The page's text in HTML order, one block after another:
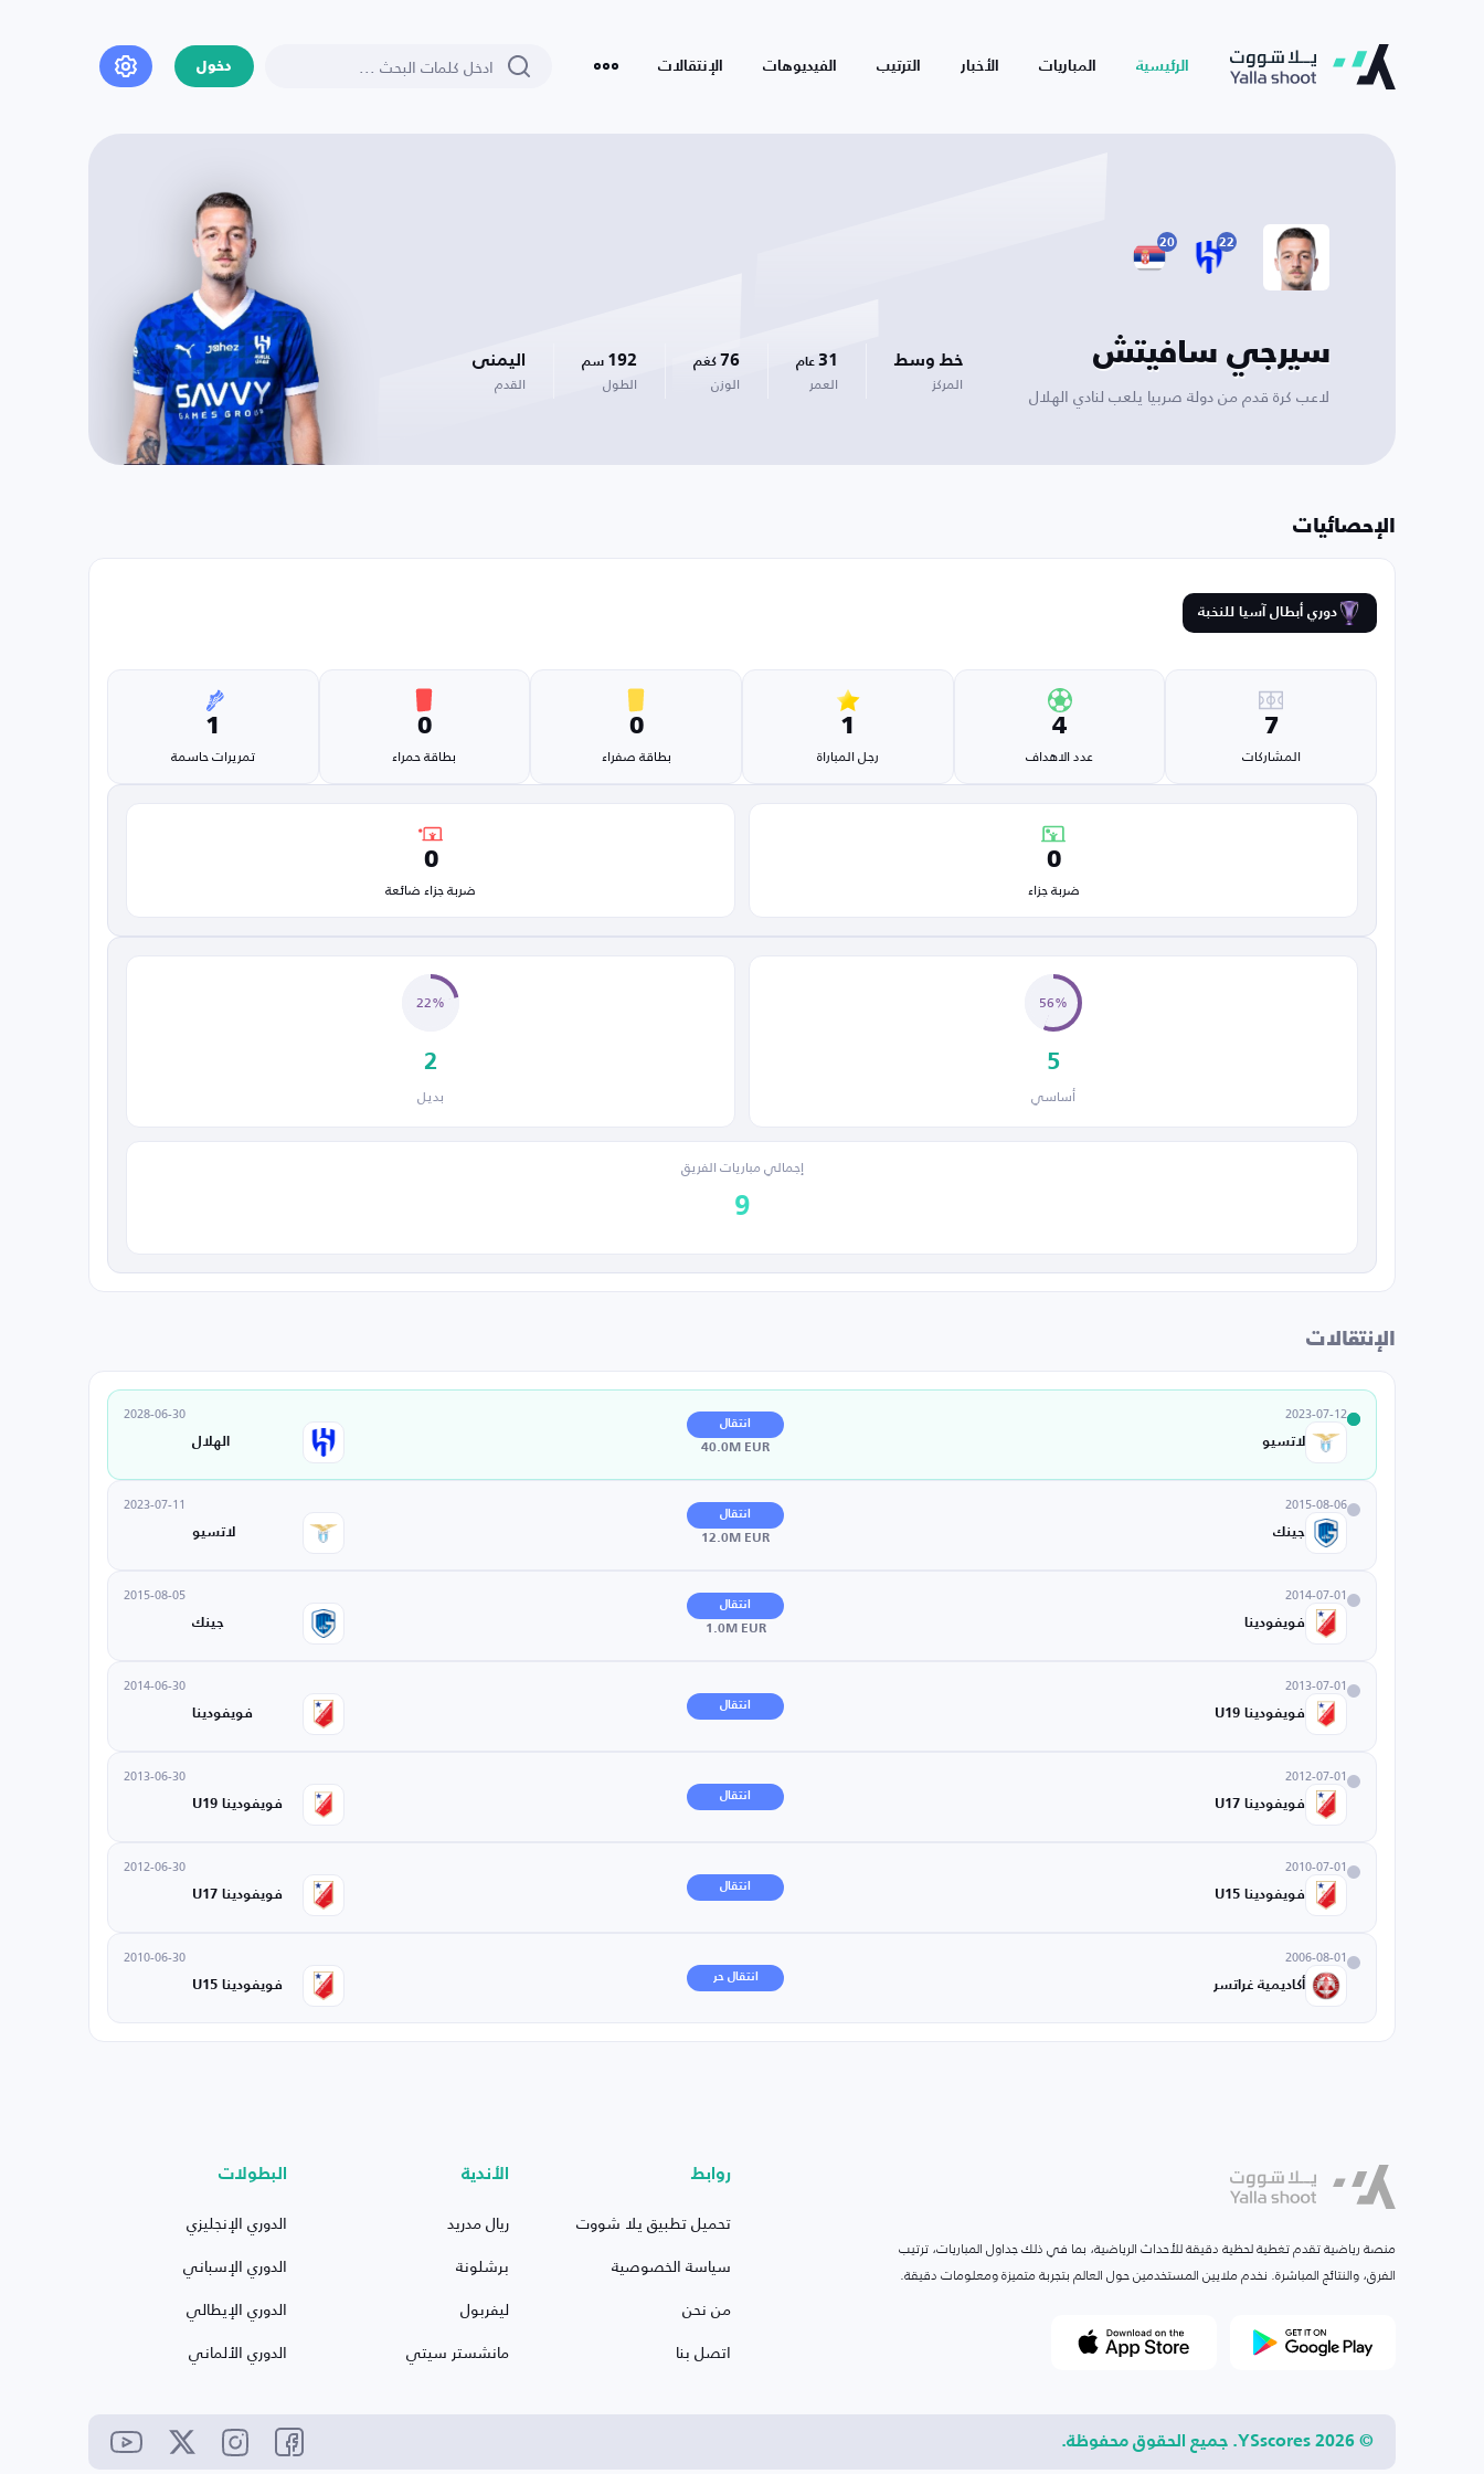
الرئيسية المباريات الأخبار الترتيب الفيديوهات الإنتقالات دخول
22
20
سيرجي سافيتش
لاعب كرة قدم من دولة صربيا يلعب لنادي الهلال
خط وسط
المركز
31 عام
العمر
76 كغم
الوزن
192 سم
الطول
اليمنى
القدم
الإحصائيات
دوري أبطال آسيا للنخبة
7
المشاركات
4
عدد الاهداف
1
رجل المباراة
0
بطاقة صفراء
0
بطاقة حمراء
1
تمريرات حاسمة
0
ضربة جزاء
0
ضربة جزاء ضائعة
56%
5
أساسي
22%
2
بديل
إجمالي مباريات الفريق
9
الإنتقالات
2023-07-12
لاتسيو
انتقال
40.0M EUR
2028-06-30
الهلال
2015-08-06
جينك
انتقال
12.0M EUR
2023-07-11
لاتسيو
2014-07-01
فويفودينا
انتقال
1.0M EUR
2015-08-05
جينك
2013-07-01
فويفودينا U19
انتقال
2014-06-30
فويفودينا
2012-07-01
فويفودينا U17
انتقال
2013-06-30
فويفودينا U19
2010-07-01
فويفودينا U15
انتقال
2012-06-30
فويفودينا U17
2006-08-01
أكاديمية غراتسر
انتقال حر
2010-06-30
فويفودينا U15
منصة رياضية تقدم تغطية لحظية دقيقة للأحداث الرياضية، بما في ذلك جداول المباريات، ترتيب
الفرق، والنتائج المباشرة. نخدم ملايين المستخدمين حول العالم بتجربة متميزة ومعلومات دقيقة.
روابط
تحميل تطبيق يلا شووت
سياسة الخصوصية
من نحن
اتصل بنا
الأندية
ريال مدريد
برشلونة
ليفربول
مانشستر سيتي
البطولات
الدوري الإنجليزي
الدوري الإسباني
الدوري الإيطالي
الدوري الألماني
© 2026 YSscores. جميع الحقوق محفوظة.